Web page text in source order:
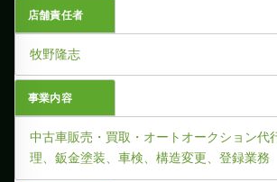
店舗責任者
牧野隆志
事業内容
中古車販売・買取・オートオークション代
理、鈑金塗装、車検、構造変更、登録業務